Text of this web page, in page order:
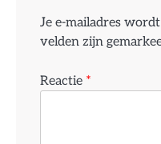
Je e-mailadres
velden zijn
Reactie *